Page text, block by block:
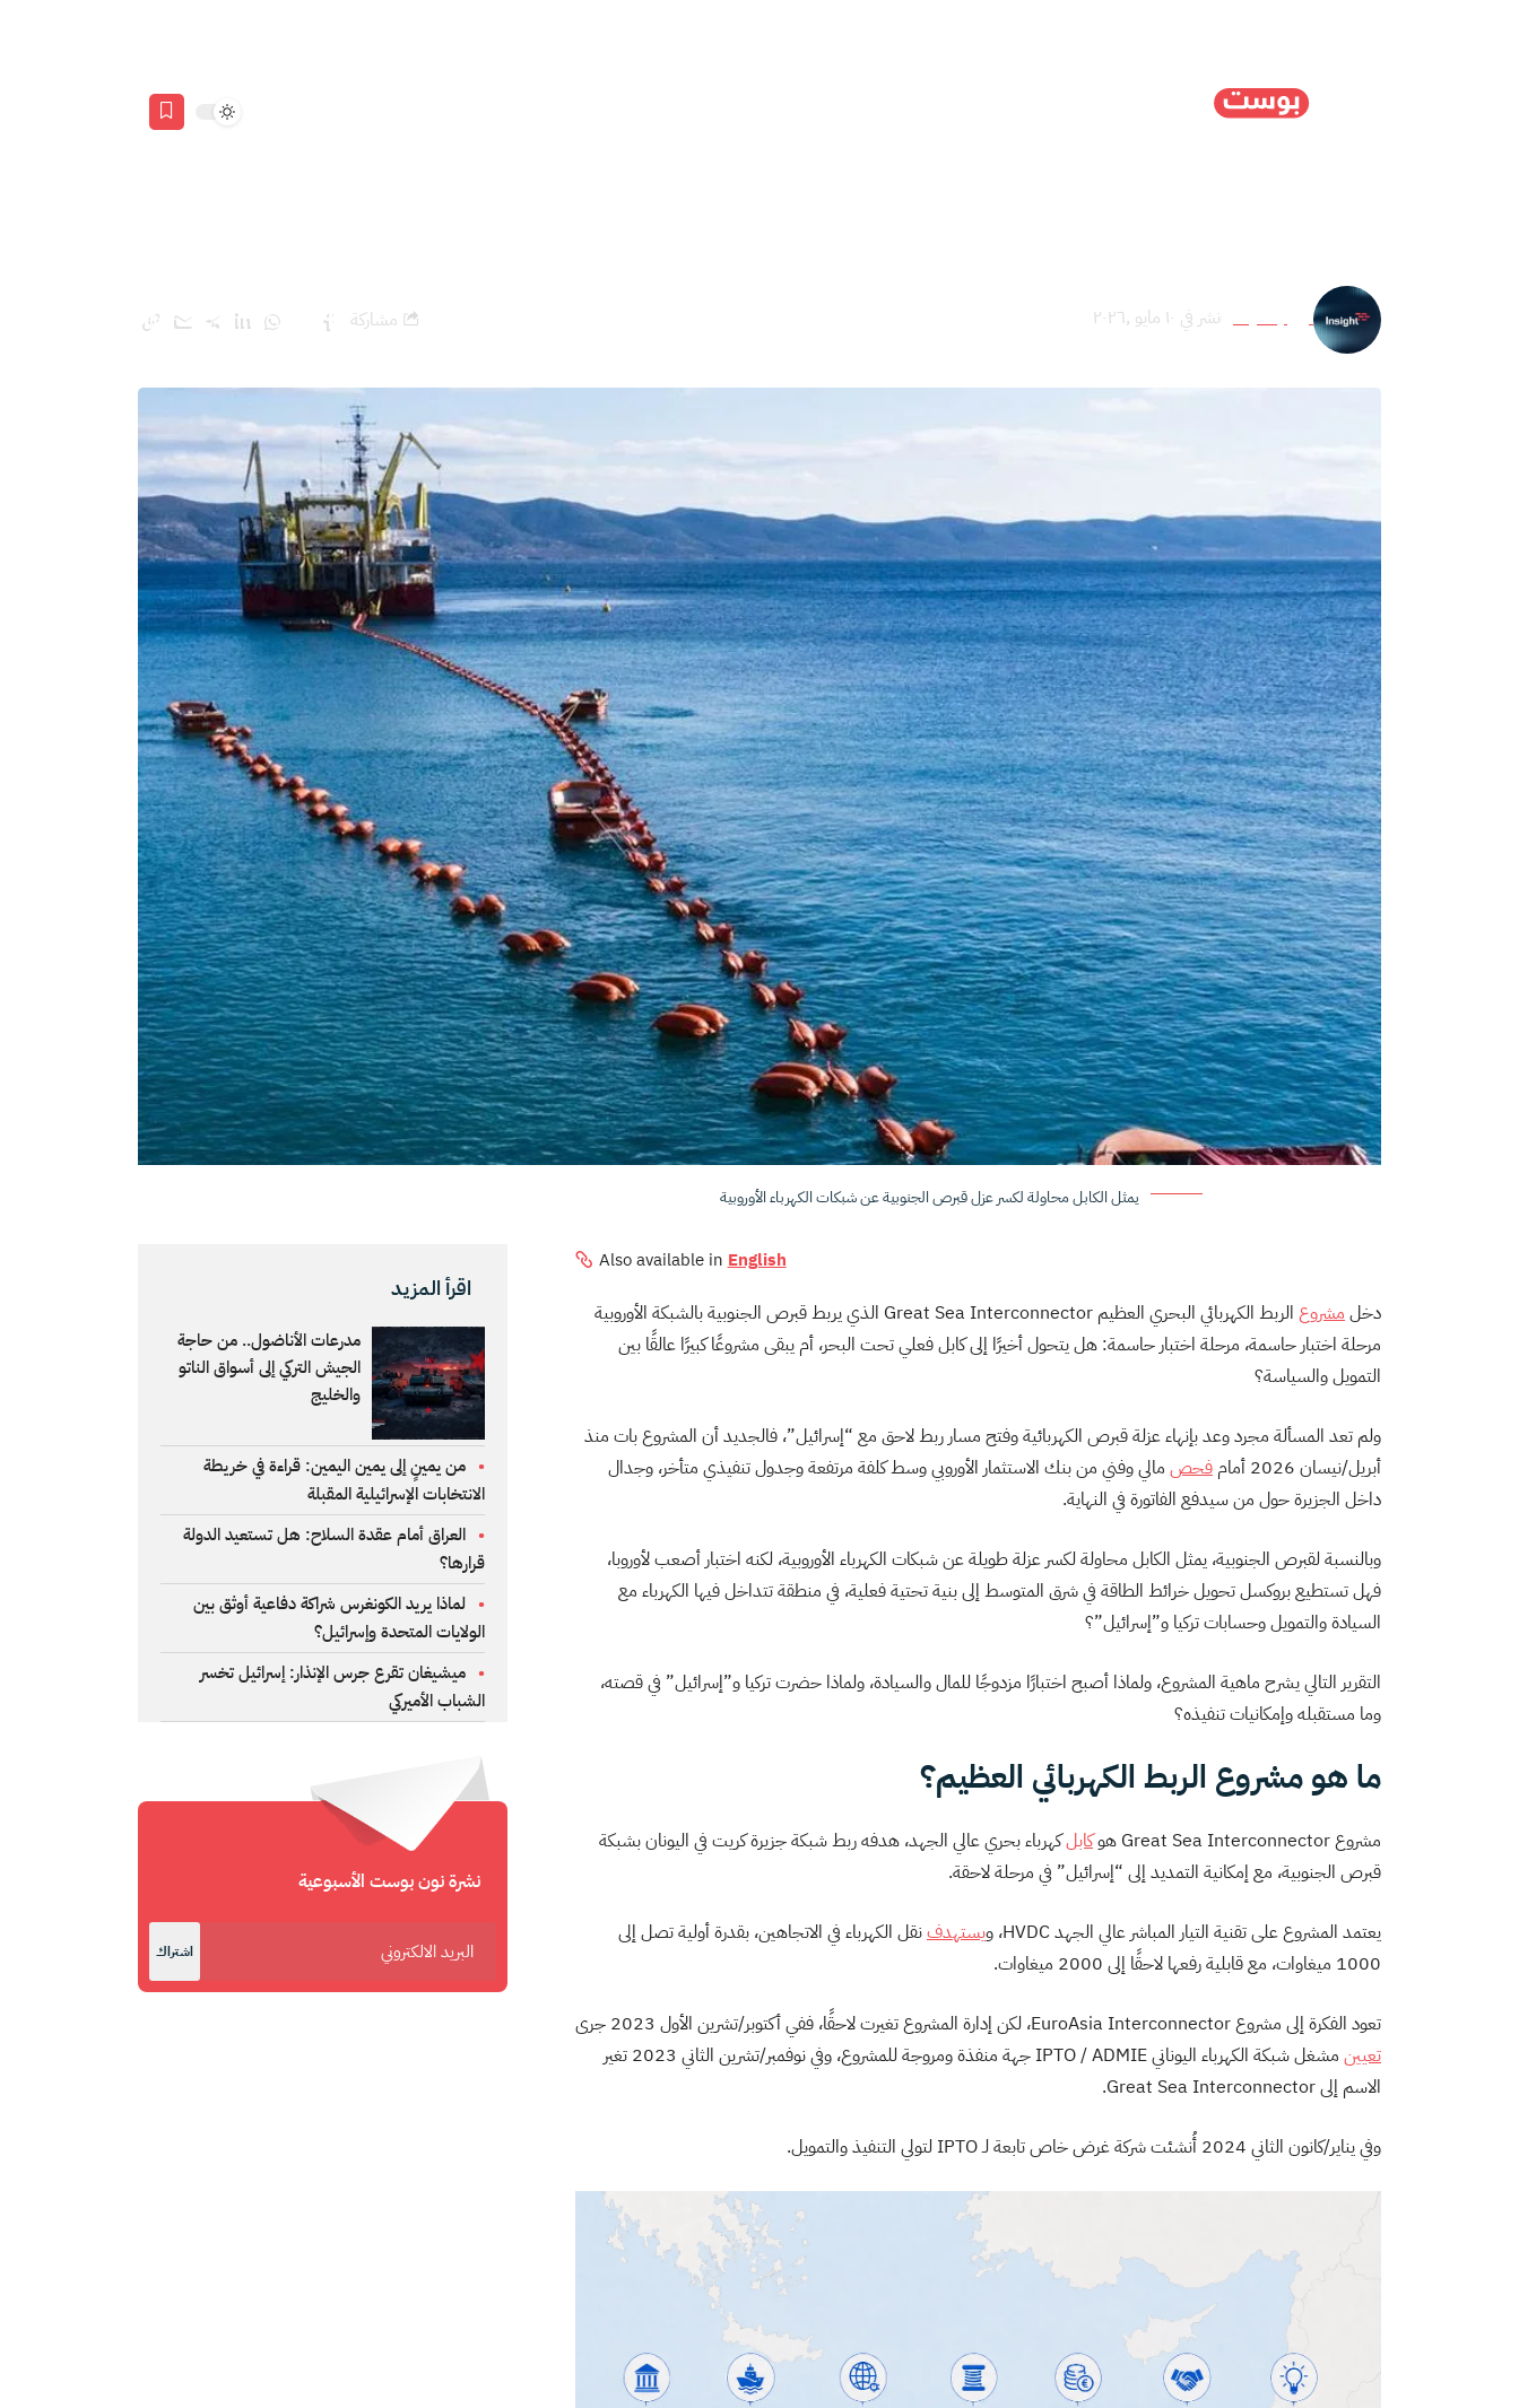
نون إنسايت نشر في ١٠ مايو ,٢٠٢٦ مشاركة
يمثل الكابل محاولة لكسر عزل قبرص الجنوبية عن شبكات الكهرباء الأوروبية
Also available in English
دخلمشروع
الربط الكهربائي البحري العظيم Great Sea Interconnector الذي يربط قبرص الجنوبية بالشبكة الأوروبية
مرحلة اختبار حاسمة، مرحلة اختبار حاسمة: هل يتحول أخيرًا إلى كابل فعلي تحت البحر، أم يبقى مشروعًا كبيرًا عالقًا بين
التمويل والسياسة؟
ولم تعد المسألة مجرد وعد بإنهاء عزلة قبرص الكهربائية وفتح مسار ربط لاحق مع “إسرائيل”، فالجديد أن المشروع بات منذ
أبريل/نيسان 2026 أمام
فحص مالي وفني من بنك الاستثمار الأوروبي وسط كلفة مرتفعة وجدول تنفيذي متأخر، وجدال
داخل الجزيرة حول من سيدفع الفاتورة في النهاية.
وبالنسبة لقبرص الجنوبية، يمثل الكابل محاولة لكسر عزلة طويلة عن شبكات الكهرباء الأوروبية، لكنه اختبار أصعب لأوروبا،
فهل تستطيع بروكسل تحويل خرائط الطاقة في شرق المتوسط إلى بنية تحتية فعلية، في منطقة تتداخل فيها الكهرباء مع
السيادة والتمويل وحسابات تركيا و”إسرائيل”؟
التقرير التالي يشرح ماهية المشروع، ولماذا أصبح اختبارًا مزدوجًا للمال والسيادة، ولماذا حضرت تركيا و”إسرائيل” في قصته،
وما مستقبله وإمكانيات تنفيذه؟
ما هو مشروع الربط الكهربائي العظيم؟
مشروع Great Sea Interconnector هو كابلكهرباء بحري عالي الجهد، هدفه ربط شبكة جزيرة كريت في اليونان بشبكة
قبرص الجنوبية، مع إمكانية التمديد إلى “إسرائيل” في مرحلة لاحقة.
يعتمد المشروع على تقنية التيار المباشر عالي الجهد HVDC، و يستهدفنقل الكهرباء في الاتجاهين، بقدرة أولية تصل إلى
1000 ميغاوات، مع قابلية رفعها لاحقًا إلى 2000 ميغاوات.
تعود الفكرة إلى مشروع EuroAsia Interconnector، لكن إدارة المشروع تغيرت لاحقًا، ففي أكتوبر/تشرين الأول 2023 جرى
تعيين
مشغل شبكة الكهرباء اليوناني IPTO / ADMIE جهة منفذة ومروجة للمشروع، وفي نوفمبر/تشرين الثاني 2023 تغير
الاسم إلى Great Sea Interconnector.
وفي يناير/كانون الثاني 2024 أُنشئت شركة غرض خاص تابعة لـ IPTO لتولي التنفيذ والتمويل.
اقرأ المزيد
مدرعات الأناضول.. من حاجة
الجيش التركي إلى أسواق الناتو
والخليج
من يمينٍ إلى يمين اليمين: قراءة في خريطة
الانتخابات الإسرائيلية المقبلة
العراق أمام عقدة السلاح: هل تستعيد الدولة
قرارها؟
لماذا يريد الكونغرس شراكة دفاعية أوثق بين
الولايات المتحدة وإسرائيل؟
ميشيغان تقرع جرس الإنذار: إسرائيل تخسر
الشباب الأميركي
نشرة نون بوست الأسبوعية
اشتراك